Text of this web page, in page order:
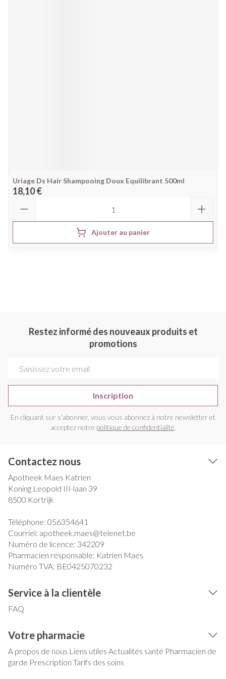
Uriage Ds Hair Shampooing Doux Equilibrant 500ml
18,10 €
Ajouter au panier
Restez informé des nouveaux produits et
promotions
Inscription
En cliquant sur s'abonner, vous vous abonnez à notre newsletter et
acceptez notre politique de confidentialité.
Contactez nous
Apotheek Maes Katrien
Koning Leopold III-laan 39
8500 Kortrijk
Téléphone: 056354641
Courriel: apotheek.maes@telenet.be
Numéro de licence: 342209
Pharmacien responsable: Katrien Maes
Numéro TVA: BE0425070232
Service à la clientèle
FAQ
Votre pharmacie
A propos de nous Liens utiles Actualités santé Pharmacien de
garde Prescription Tarifs des soins